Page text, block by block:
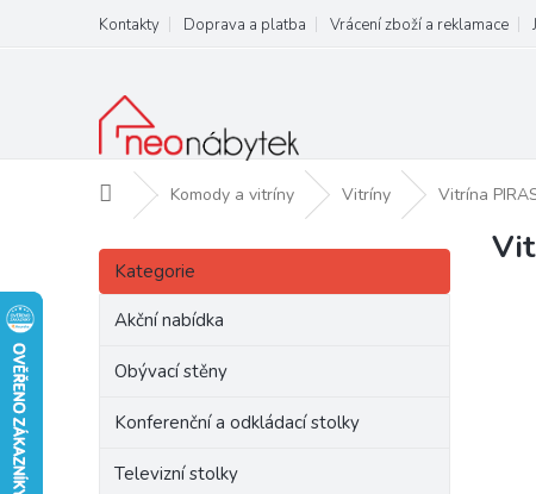
obsah
Kontakty Doprava a platba Vrácení zboží a reklamace
Domů Komody a vitríny Vitríny Vitrína
P
s
Přeskočit
kategorie
Kategorie
Akční nabídka
Obývací stěny
Konferenční a odkládací stolky
Televizní stolky